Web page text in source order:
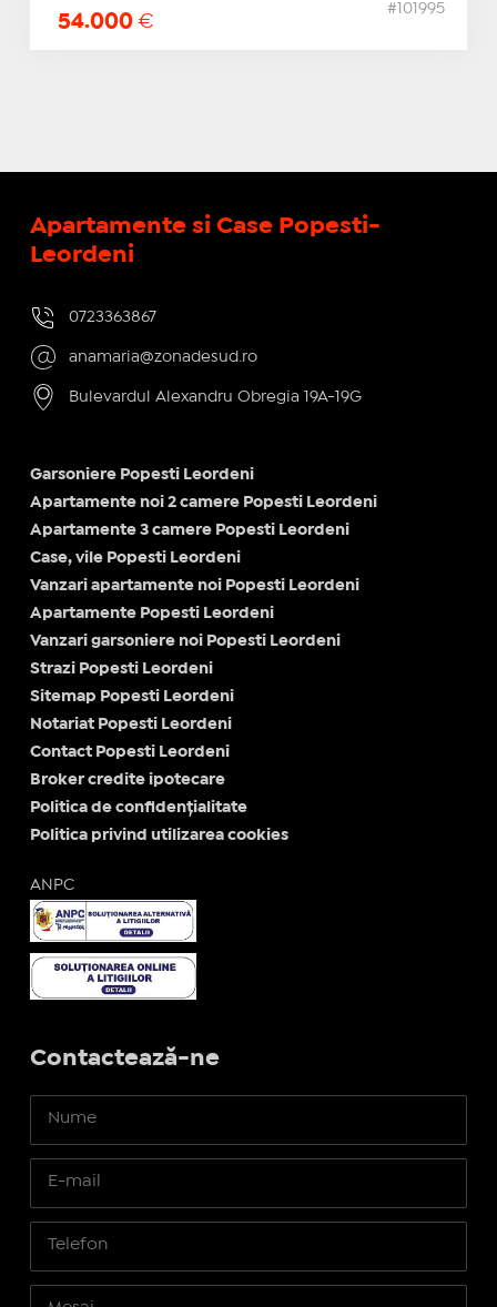
54.000 €
#101995
Apartamente si Case Popesti-
Leordeni
0723363867
anamaria@zonadesud.ro
Bulevardul Alexandru Obregia 19A-19G
Garsoniere Popesti Leordeni
Apartamente noi 2 camere Popesti Leordeni
Apartamente 3 camere Popesti Leordeni
Case, vile Popesti Leordeni
Vanzari apartamente noi Popesti Leordeni
Apartamente Popesti Leordeni
Vanzari garsoniere noi Popesti Leordeni
Strazi Popesti Leordeni
Sitemap Popesti Leordeni
Notariat Popesti Leordeni
Contact Popesti Leordeni
Broker credite ipotecare
Politica de confidențialitate
Politica privind utilizarea cookies
ANPC
Contactează-ne